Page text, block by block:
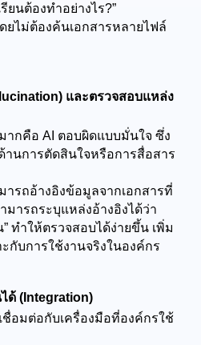
ยนต้องทำอย่างไร?”
ไม่ต้องค้นเอกสารหลายไฟล์
และตรวจสอบแหล่ง
กคือ AI ตอบผิดแบบมั่นใจ ซึ่ง
านการตัดสินใจหรือการสื่อสาร
ารถอ้างอิงข้อมูลจากเอกสารที่
มารถระบุแหล่งอ้างอิงได้ว่า
ทำให้ตรวจสอบได้ง่ายขึ้น เพิ่ม
กับการใช้งานจริงในองค์กร
ด้ (Integration)
ชื่อมต่อกับเครื่องมือที่องค์กรใช้